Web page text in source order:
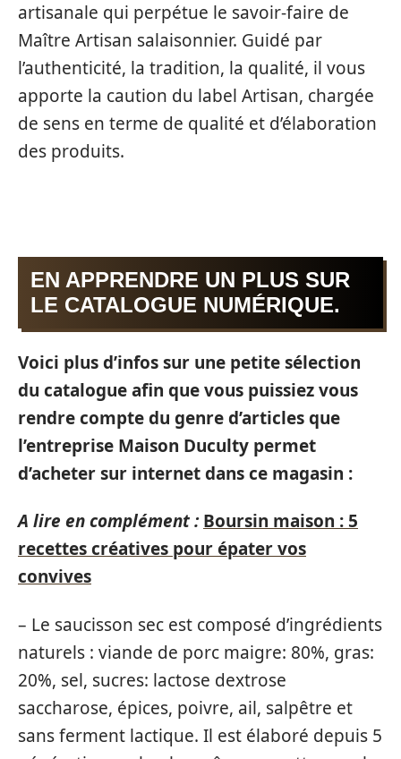
artisanale qui perpétue le savoir-faire de
Maître Artisan salaisonnier. Guidé par
l’authenticité, la tradition, la qualité, il vous
apporte la caution du label Artisan, chargée
de sens en terme de qualité et d’élaboration
des produits.
EN APPRENDRE UN PLUS SUR
LE CATALOGUE NUMÉRIQUE.
Voici plus d’infos sur une petite sélection
du catalogue afin que vous puissiez vous
rendre compte du genre d’articles que
l’entreprise Maison Duculty permet
d’acheter sur internet dans ce magasin :
A lire en complément : Boursin maison : 5
recettes créatives pour épater vos
convives
– Le saucisson sec est composé d’ingrédients
naturels : viande de porc maigre: 80%, gras:
20%, sel, sucres: lactose dextrose
saccharose, épices, poivre, ail, salpêtre et
sans ferment lactique. Il est élaboré depuis 5